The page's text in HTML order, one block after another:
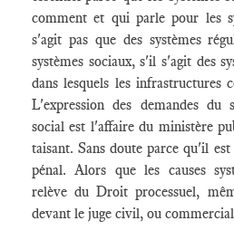
comment et qui parle pour les
s'agit pas que des systèmes
systèmes sociaux, s'il s'agit des
dans lesquels les infrastructures
L'expression des demandes du
social est l'affaire du ministère
taisant. Sans doute parce qu'il
pénal. Alors que les causes
relève du Droit processuel,
devant le juge civil, ou